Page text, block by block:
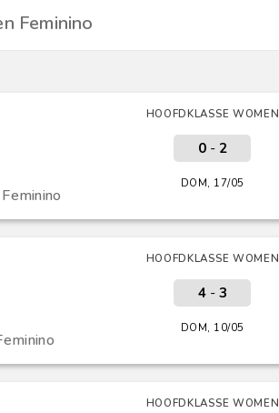
Feminino
HOOFDKLASSE WOMEN
0- 2
DOM, 17/05
HOOFDKLASSE WOMEN
4- 3
DOM, 10/05
HOOFDKLASSE WOMEN